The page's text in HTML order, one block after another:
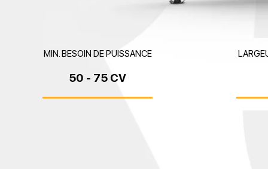
50 - 75 CV
MIN. BESOIN DE PUISSANCE